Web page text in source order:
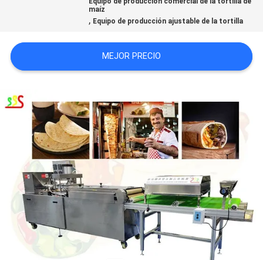
SOLICITAR
UNA CITA
MAPA
SITIO
PRIVACY
POLICY
maíz
, Equipo de producción ajustable de la tortilla
MEJOR PRECIO